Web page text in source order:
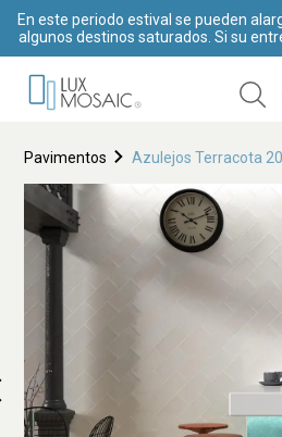
En este periodo estival se pueden
algunos destinos saturados. Si su
Pavimentos Azulejos Terracota